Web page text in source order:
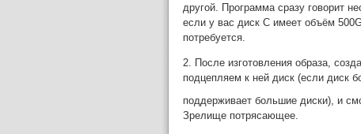
другой. Программа сразу говорит
если у вас диск C имеет объём
потребуется.
2. После изготовления образа,
подцепляем к ней диск (если диск
поддерживает большие диски), и
Зрелище потрясающее.